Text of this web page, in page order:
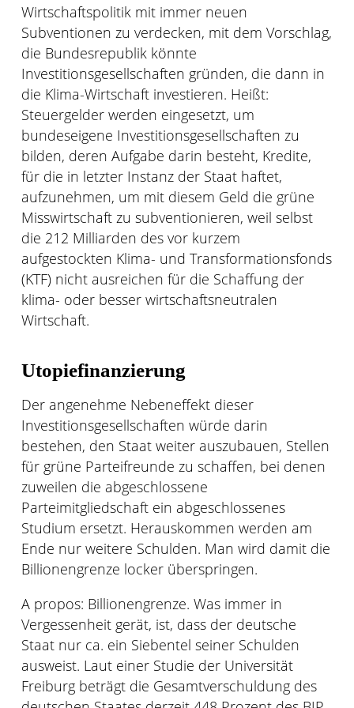
Wirtschaftspolitik mit immer neuen
Subventionen zu verdecken, mit dem Vorschlag,
die Bundesrepublik könnte
Investitionsgesellschaften gründen, die dann in
die Klima-Wirtschaft investieren. Heißt:
Steuergelder werden eingesetzt, um
bundeseigene Investitionsgesellschaften zu
bilden, deren Aufgabe darin besteht, Kredite,
für die in letzter Instanz der Staat haftet,
aufzunehmen, um mit diesem Geld die grüne
Misswirtschaft zu subventionieren, weil selbst
die 212 Milliarden des vor kurzem
aufgestockten Klima- und Transformationsfonds
(KTF) nicht ausreichen für die Schaffung der
klima- oder besser wirtschaftsneutralen
Wirtschaft.
Utopiefinanzierung
Der angenehme Nebeneffekt dieser
Investitionsgesellschaften würde darin
bestehen, den Staat weiter auszubauen, Stellen
für grüne Parteifreunde zu schaffen, bei denen
zuweilen die abgeschlossene
Parteimitgliedschaft ein abgeschlossenes
Studium ersetzt. Herauskommen werden am
Ende nur weitere Schulden. Man wird damit die
Billionengrenze locker überspringen.
A propos: Billionengrenze. Was immer in
Vergessenheit gerät, ist, dass der deutsche
Staat nur ca. ein Siebentel seiner Schulden
ausweist. Laut einer Studie der Universität
Freiburg beträgt die Gesamtverschuldung des